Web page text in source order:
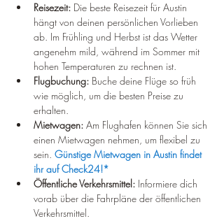
Reisezeit: Die beste Reisezeit für Austin
hängt von deinen persönlichen Vorlieben
ab. Im Frühling und Herbst ist das Wetter
angenehm mild, während im Sommer mit
hohen Temperaturen zu rechnen ist.
Flugbuchung: Buche deine Flüge so früh
wie möglich, um die besten Preise zu
erhalten.
Mietwagen: Am Flughafen können Sie sich
einen Mietwagen nehmen, um flexibel zu
sein. Günstige Mietwagen in Austin findet
ihr auf Check24!*
Öffentliche Verkehrsmittel: Informiere dich
vorab über die Fahrpläne der öffentlichen
Verkehrsmittel.